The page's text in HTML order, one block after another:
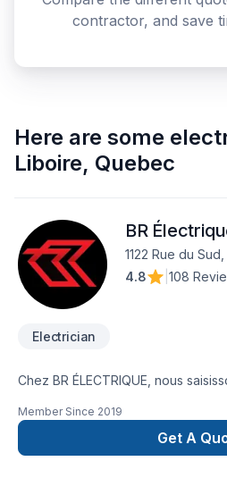
contractor, and save
Here are some
Liboire, Quebec
BR
1122 Rue du
4.8
108
Electrician
Chez BR ÉLECTRIQUE, nous
voulons être reconnus dans notre
fiabilité, notre rapidité et
comprenons qu’il est impératif de
Member Since 2019
Get A